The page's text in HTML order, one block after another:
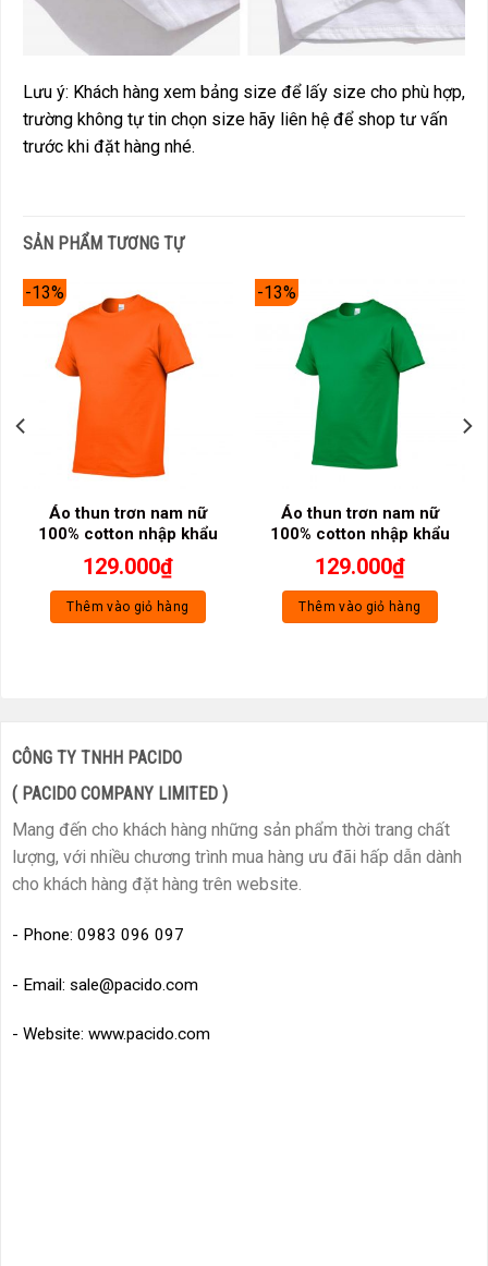
Lưu ý: Khách hàng xem bảng size để lấy size cho phù hợp,
trường không tự tin chọn size hãy liên hệ để shop tư vấn
trước khi đặt hàng nhé.
SẢN PHẨM TƯƠNG TỰ
-13%
Áo thun trơn nam nữ
100% cotton nhập khẩu
129.000₫
Thêm vào giỏ hàng
-13%
Áo thun trơn nam nữ
100% cotton nhập khẩu
129.000₫
Thêm vào giỏ hàng
CÔNG TY TNHH PACIDO
( PACIDO COMPANY LIMITED )
Mang đến cho khách hàng những sản phẩm thời trang chất
lượng, với nhiều chương trình mua hàng ưu đãi hấp dẫn dành
cho khách hàng đặt hàng trên website.
- Phone: 0983 096 097
- Email: sale@pacido.com
- Website: www.pacido.com